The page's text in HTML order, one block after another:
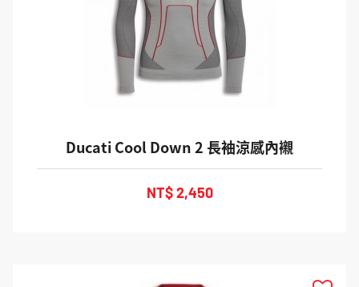
Ducati Cool Down 2 長袖涼感內襯
NT$ 2,450